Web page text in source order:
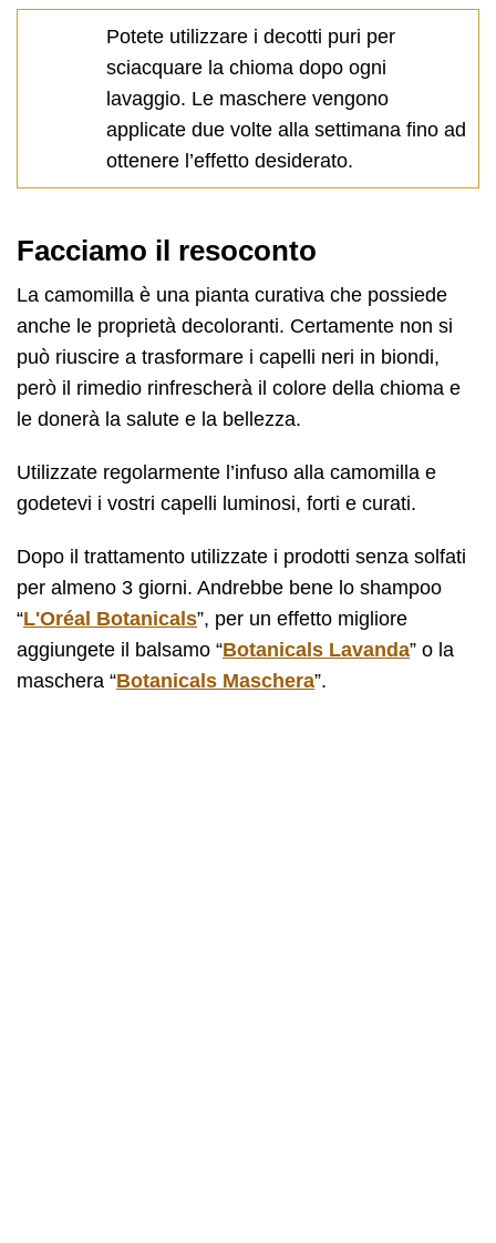
Potete utilizzare i decotti puri per
sciacquare la chioma dopo ogni
lavaggio. Le maschere vengono
applicate due volte alla settimana fino ad
ottenere l’effetto desiderato.
Facciamo il resoconto
La camomilla è una pianta curativa che possiede
anche le proprietà decoloranti. Certamente non si
può riuscire a trasformare i capelli neri in biondi,
però il rimedio rinfrescherà il colore della chioma e
le donerà la salute e la bellezza.
Utilizzate regolarmente l’infuso alla camomilla e
godetevi i vostri capelli luminosi, forti e curati.
Dopo il trattamento utilizzate i prodotti senza solfati
per almeno 3 giorni. Andrebbe bene lo shampoo
“L'Oréal Botanicals”, per un effetto migliore
aggiungete il balsamo “Botanicals Lavanda” o la
maschera “Botanicals Maschera”.